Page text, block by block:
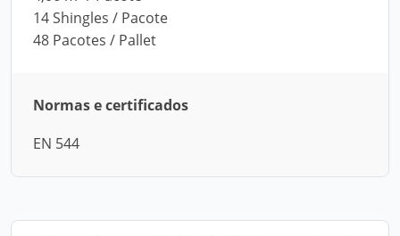
14 Shingles / Pacote
48 Pacotes / Pallet
Normas e certificados
EN 544